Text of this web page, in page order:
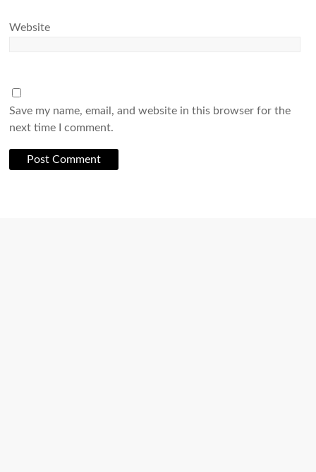
Website
Save my name, email, and website in this browser for the
next time I comment.